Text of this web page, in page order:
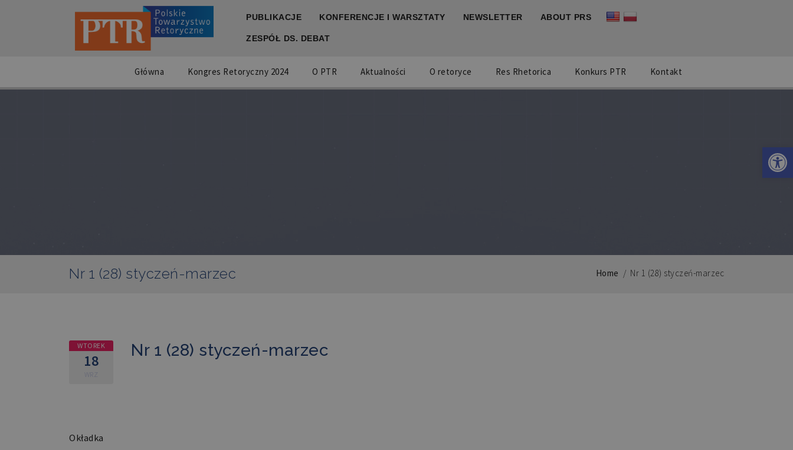
PUBLIKACJE KONFERENCJE I WARSZTATY NEWSLETTER ABOUT PRS
ZESPÓŁ DS. DEBAT
Główna Kongres Retoryczny 2024 O PTR Aktualności O retoryce Res Rhetorica Konkurs PTR Kontakt
Nr 1 (28) styczeń-marzec Home / Nr 1 (28) styczeń-marzec
WTOREK
18
WRZ
Nr 1 (28) styczeń-marzec
Okładka